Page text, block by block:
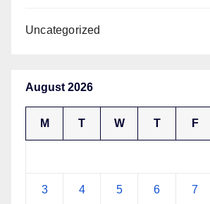
Uncategorized
August 2026
M T W T F
3 4 5 6 7